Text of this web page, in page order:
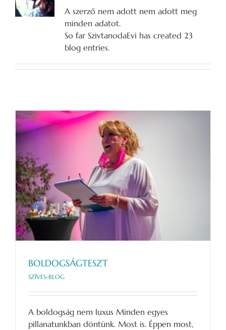
A szerző nem adott nem adott meg
minden adatot.
So far SzivtanodaEvi has created 23
blog entries.
BOLDOGSÁGTESZT
SZÍVES-BLOG
A boldogság nem luxus Minden egyes
pillanatunkban döntünk. Most is. Éppen most,